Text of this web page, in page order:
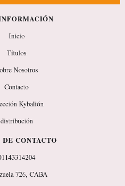
Inicio
Títulos
Nosotros
Contacto
Kybalión
distribución
DE CONTACTO
726, CABA